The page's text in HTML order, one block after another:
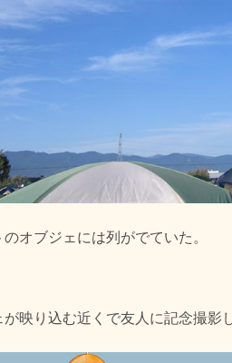
オブジェには列がでていた。
が映り込む近くで友人に記念撮影